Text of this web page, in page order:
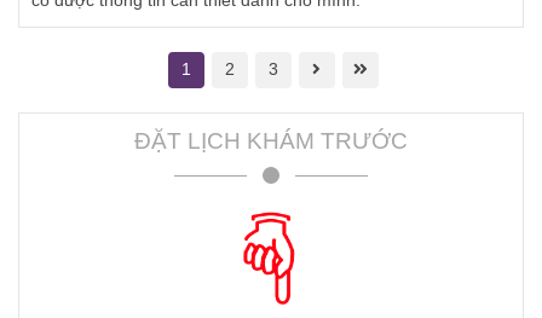
1 2 3
ĐẶT LỊCH KHÁM TRƯỚC